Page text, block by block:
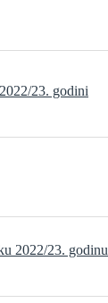
23. godini
2022/23. godinu